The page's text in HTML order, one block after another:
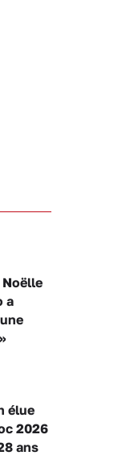
Noëlle
a
élue
2026
ans